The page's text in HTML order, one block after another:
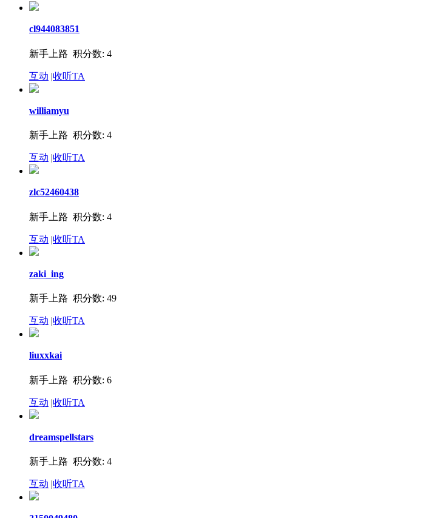
cl944083851
新手上路 积分数: 4
互动 |收听TA
williamyu
新手上路 积分数: 4
互动 |收听TA
zlc52460438
新手上路 积分数: 4
互动 |收听TA
zaki_ing
新手上路 积分数: 49
互动 |收听TA
liuxxkai
新手上路 积分数: 6
互动 |收听TA
dreamspellstars
新手上路 积分数: 4
互动 |收听TA